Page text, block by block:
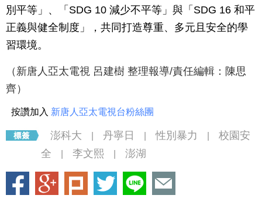
別平等」、「SDG 10 減少不平等」與「SDG 16 和平
正義與健全制度」，共同打造尊重、多元且安全的學
習環境。
（新唐人亞太電視 呂建樹 整理報導/責任編輯：陳思
齊）
按讚加入 新唐人亞太電視台粉絲團
澎科大 丹寧日 性別暴力
校園安
全
李文熙 澎湖